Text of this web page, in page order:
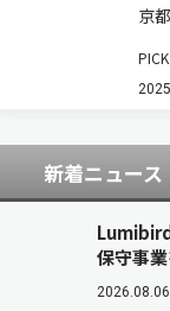
京
し
発
新着ニュース
保守事
2026.08.06